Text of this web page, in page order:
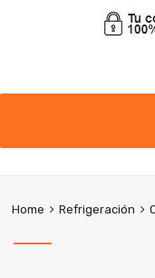
Home Refrigeración